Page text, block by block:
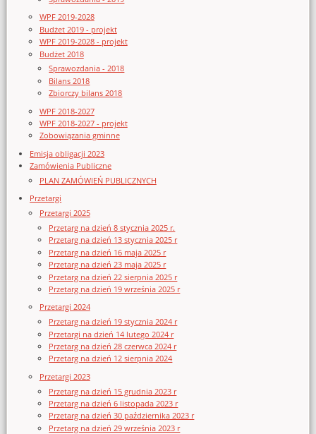
WPF 2019-2028
Budżet 2019 - projekt
WPF 2019-2028 - projekt
Budżet 2018
Sprawozdania - 2018
Bilans 2018
Zbiorczy bilans 2018
WPF 2018-2027
WPF 2018-2027 - projekt
Zobowiązania gminne
Emisja obligacji 2023
Zamówienia Publiczne
PLAN ZAMÓWIEŃ PUBLICZNYCH
Przetargi
Przetargi 2025
Przetarg na dzień 8 stycznia 2025 r.
Przetarg na dzień 13 stycznia 2025 r
Przetarg na dzień 16 maja 2025 r
Przetarg na dzień 23 maja 2025 r
Przetarg na dzień 22 sierpnia 2025 r
Przetarg na dzień 19 września 2025 r
Przetargi 2024
Przetarg na dzień 19 stycznia 2024 r
Przetargi na dzień 14 lutego 2024 r
Przetarg na dzień 28 czerwca 2024 r
Przetarg na dzień 12 sierpnia 2024
Przetargi 2023
Przetarg na dzień 15 grudnia 2023 r
Przetarg na dzień 6 listopada 2023 r
Przetarg na dzień 30 października 2023 r
Przetarg na dzień 29 września 2023 r